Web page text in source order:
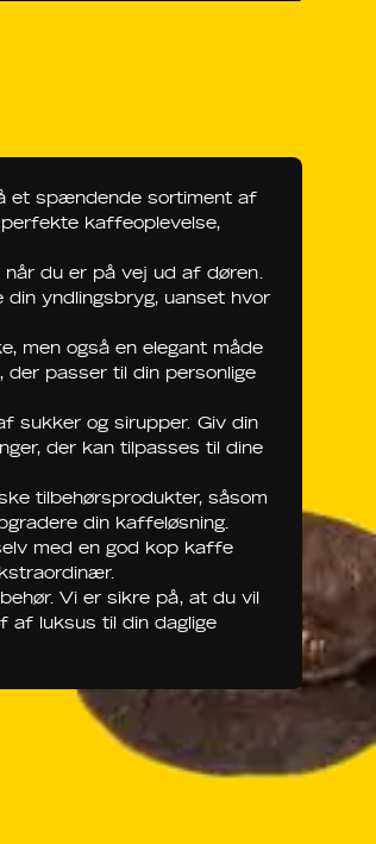
et spændende sortiment af
kaffeoplevelse,
du er på vej ud af døren.
yndlingsbryg, uanset hvor
men også en elegant måde
passer til din personlige
sukker og sirupper. Giv din
der kan tilpasses til dine
tilbehørsprodukter, såsom
din kaffeløsning.
med en god kop kaffe
Vi er sikre på, at du vil
af luksus til din daglige